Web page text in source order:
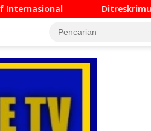
Polda Sumbar Lampaui